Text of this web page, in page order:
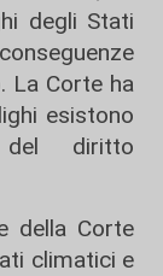
degli Stati
La Corte ha
esistono
diritto
della Corte
climatici e